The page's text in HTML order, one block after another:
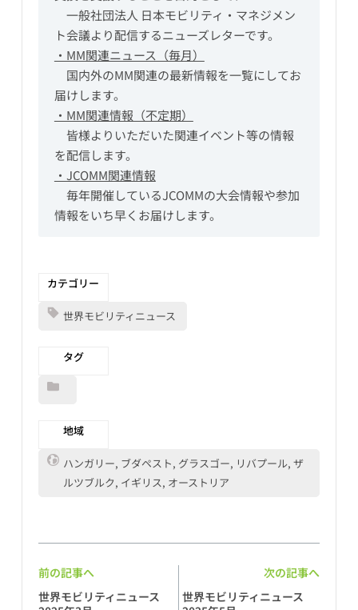
一般社団法人 日本モビリティ・マネジメン
ト会議より配信するニューズレターです。
・MM関連ニュース（毎月）
国内外のMM関連の最新情報を一覧にしてお
届けします。
・MM関連情報（不定期）
皆様よりいただいた関連イベント等の情報
を配信します。
・JCOMM関連情報
毎年開催しているJCOMMの大会情報や参加
情報をいち早くお届けします。
カテゴリー
世界モビリティニュース
タグ
地域
ハンガリー, ブダペスト, グラスゴー, リバプール, ザ
ルツブルク, イギリス, オーストリア
前の記事へ
次の記事へ
世界モビリティニュース
世界モビリティニュース